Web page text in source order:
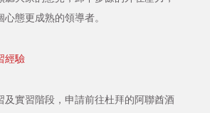
態更成熟的領導者。
經驗
及實習階段，申請前往杜拜的阿聯酋酒